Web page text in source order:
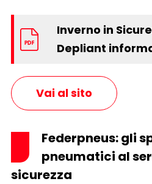
Inverno in
Depliant
Vai al sito
Federpneus: gli
pneumatici al
sicurezza